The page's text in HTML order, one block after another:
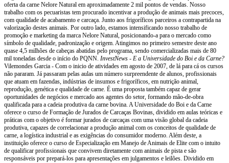
oferta da carne Nelore Natural em aproximadamente 2 mil pontos de vendas. Nosso
trabalho com os pecuaristas tem procurado incentivar a produção de animais mais precoces,
com qualidade de acabamento e carcaça. Junto aos frigoríficos parceiros a contrapartida na
valorização destes animais. Por outro lado, estamos intensificando nosso trabalho de
promoção e marketing da marca Nelore Natural, posicionando-a para o mercado como
símbolo de qualidade, padronização e origem. Atingimos no primeiro semestre deste ano
quase 4,5 milhões de cabeças abatidas pelo programa, sendo comercializadas mais de 80
mil toneladas desde o início do PQNN. InvestNews - E a Universidade do Boi e da Carne?
Vilemondes Garcia - Com o inicio de atividades em agosto de 2007, de lá para cá os cursos
não pararam. Já passaram pelas aulas um número surpreendente de alunos, profissionais
que atuam em fazendas, indústrias de insumos e frigoríficos, em nutrição animal,
reprodução, genética e qualidade de carne. É uma proposta também capaz de gerar
oportunidades de negócios e mercado aos agentes do setor, formando mão-de-obra
qualificada para a cadeia produtiva da carne bovina. A Universidade do Boi e da Carne
oferece o curso de Formação de Jurados de Carcaças Bovinas, dividido em aulas teóricas e
práticas com o objetivo é formar jurados de carcaças com uma visão global da cadeia
produtiva, capazes de correlacionar a produção animal com os conceitos de qualidade de
carne, a logística industrial e as exigências do consumidor moderno. Além deste, a
instituição oferece o curso de Especialização em Manejo de Animais de Elite com o intuito
de qualificar profissionais que convivem diretamente com animais de pista e são
responsáveis por prepará-los para apresentações em julgamentos e leilões. Dividido em